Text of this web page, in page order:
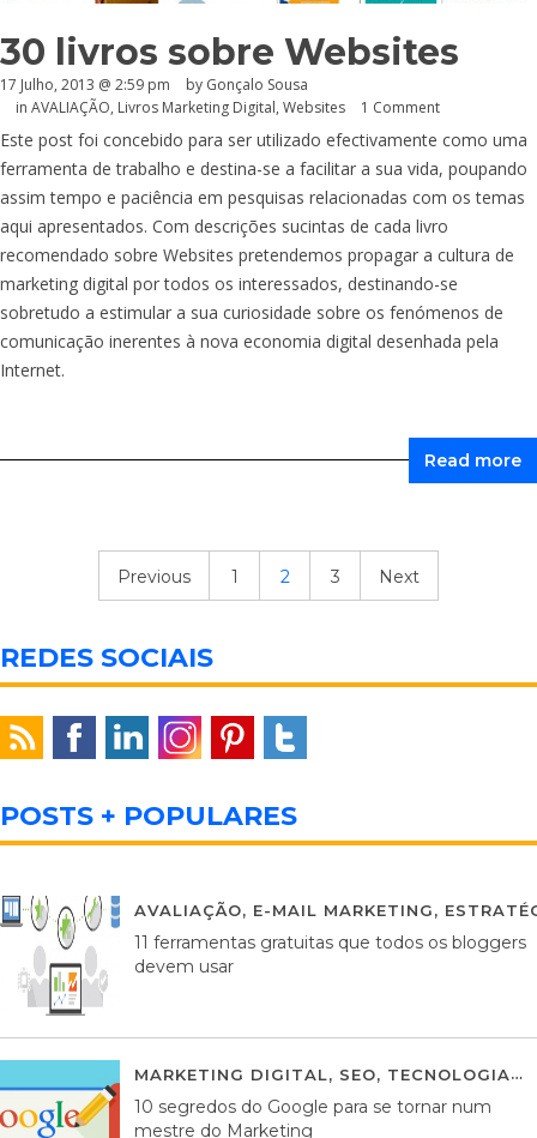
30 livros sobre Websites
17 Julho, 2013 @ 2:59 pm by Gonçalo Sousa
in AVALIAÇÃO, Livros Marketing Digital, Websites 1 Comment
Este post foi concebido para ser utilizado efectivamente como uma
ferramenta de trabalho e destina-se a facilitar a sua vida, poupando
assim tempo e paciência em pesquisas relacionadas com os temas
aqui apresentados. Com descrições sucintas de cada livro
recomendado sobre Websites pretendemos propagar a cultura de
marketing digital por todos os interessados, destinando-se
sobretudo a estimular a sua curiosidade sobre os fenómenos de
comunicação inerentes à nova economia digital desenhada pela
Internet.
Read more
Previous 1 2 3 Next
REDES SOCIAIS
POSTS + POPULARES
AVALIAÇÃO, E-MAIL MARKETING,
11 ferramentas gratuitas que todos os bloggers
devem usar
MARKETING DIGITAL, SEO, TECNOLOGIA
10 segredos do Google para se tornar num
mestre do Marketing